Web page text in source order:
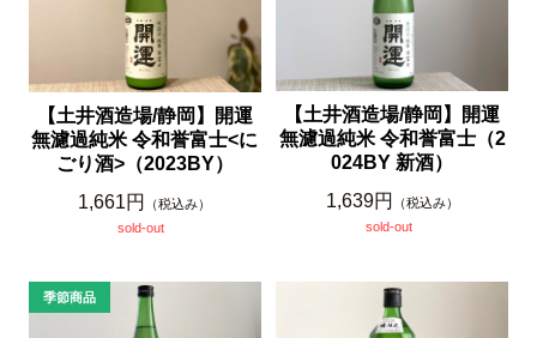
【土井酒造場/静岡】開運
無濾過純米 令和誉富士<に
ごり酒>（2023BY）
1,661円
（税込み）
sold-out
【土井酒造場/静岡】開運
無濾過純米 令和誉富士（2
024BY 新酒）
1,639円
（税込み）
sold-out